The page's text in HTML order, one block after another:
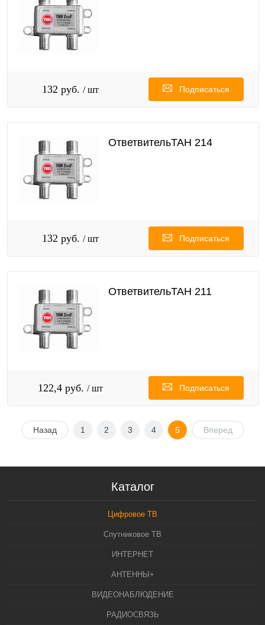
132 руб. / шт Подписаться
ОтветвительТАН 214
132 руб. / шт Подписаться
ОтветвительТАН 211
122,4 руб. / шт Подписаться
Назад 1 2 3 4 5 Вперед
Каталог
Цифровое ТВ
Спутниковое ТВ
ИНТЕРНЕТ
АНТЕННЫ+
ВИДЕОНАБЛЮДЕНИЕ
РАДИОСВЯЗЬ